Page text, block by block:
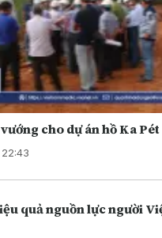
cho dự án hồ Ka
quả nguồn lực người